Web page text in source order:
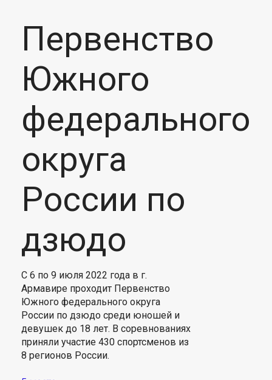
Первенство
Южного
федерального
округа
России по
дзюдо
С 6 по 9 июля 2022 года в г.
Армавире проходит Первенство
Южного федерального округа
России по дзюдо среди юношей и
девушек до 18 лет. В соревнованиях
приняли участие 430 спортсменов из
8 регионов России.